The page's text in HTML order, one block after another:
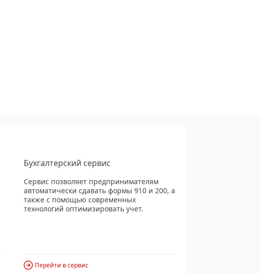
Бухгалтерский сервис
Сервис позволяет предпринимателям
автоматически сдавать формы 910 и 200, а
также с помощью современных
технологий оптимизировать учет.
Перейти в сервис